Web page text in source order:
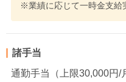
※業績に応じて一時金支給
諸手当
通勤手当（上限30,000円/